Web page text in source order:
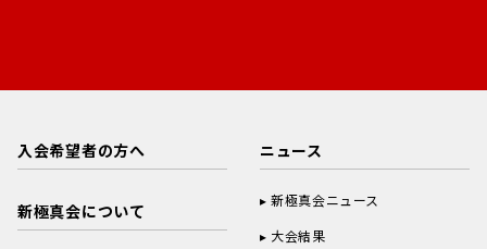
入会希望者の方へ
新極真会について
ニュース
新極真会ニュース
大会結果